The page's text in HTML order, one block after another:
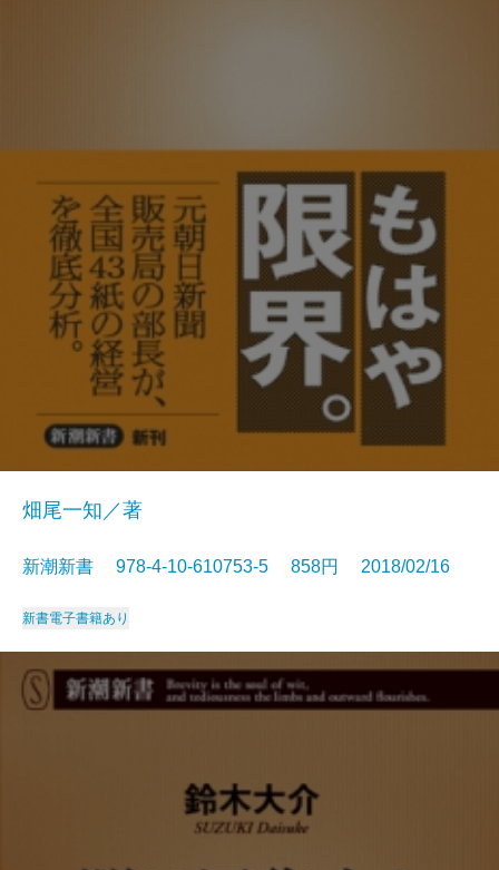
畑尾一知／著
新潮新書 978-4-10-610753-5 858円 2018/02/16
新書電子書籍あり